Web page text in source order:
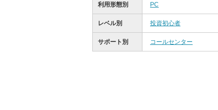
利用形態別 PC
レベル別 投資初心者
サポート別 コールセンター